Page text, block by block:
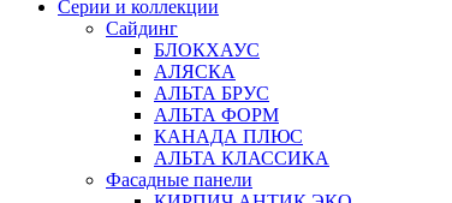
Серии и коллекции
Сайдинг
БЛОКХАУС
АЛЯСКА
АЛЬТА БРУС
АЛЬТА ФОРМ
КАНАДА ПЛЮС
АЛЬТА КЛАССИКА
Фасадные панели